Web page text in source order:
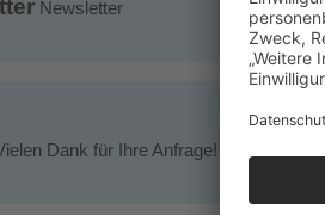
Newsletter
Dank für Ihre Anfrage! Wir haben